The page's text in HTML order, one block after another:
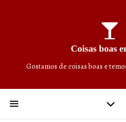
Gostamos de coisas boas e